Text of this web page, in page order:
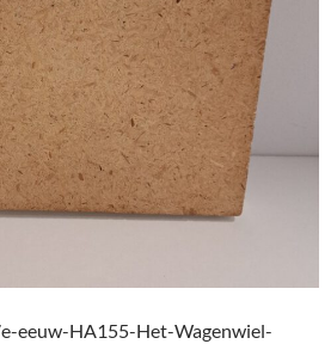
eeuw-HA155-Het-Wagenwiel-